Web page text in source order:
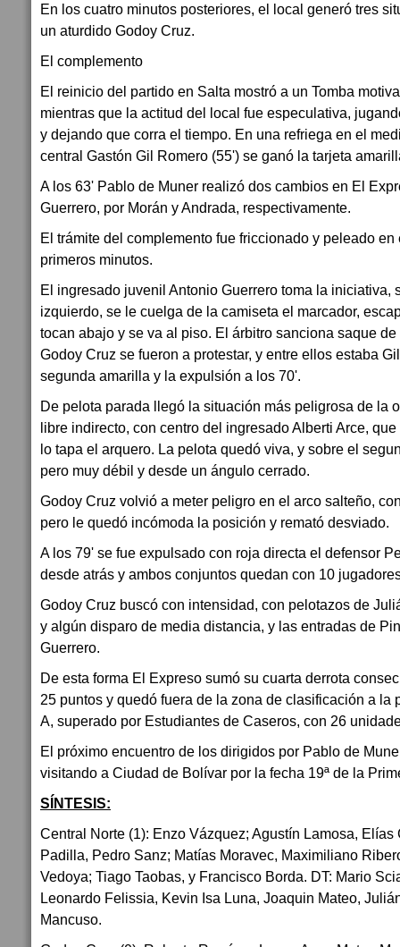
En los cuatro minutos posteriores, el local generó tres
un aturdido Godoy Cruz.
El complemento
El reinicio del partido en Salta mostró a un Tomba
mientras que la actitud del local fue especulativa,
y dejando que corra el tiempo. En una refriega en el
central Gastón Gil Romero (55') se ganó la tarjeta
A los 63' Pablo de Muner realizó dos cambios en El
Guerrero, por Morán y Andrada, respectivamente.
El trámite del complemento fue friccionado y peleado
primeros minutos.
El ingresado juvenil Antonio Guerrero toma la iniciativa,
izquierdo, se le cuelga de la camiseta el marcador,
tocan abajo y se va al piso. El árbitro sanciona saque
Godoy Cruz se fueron a protestar, y entre ellos estaba
segunda amarilla y la expulsión a los 70'.
De pelota parada llegó la situación más peligrosa de la
libre indirecto, con centro del ingresado Alberti Arce,
lo tapa el arquero. La pelota quedó viva, y sobre el
pero muy débil y desde un ángulo cerrado.
Godoy Cruz volvió a meter peligro en el arco salteño,
pero le quedó incómoda la posición y remató desviado.
A los 79' se fue expulsado con roja directa el defensor
desde atrás y ambos conjuntos quedan con 10
Godoy Cruz buscó con intensidad, con pelotazos de
y algún disparo de media distancia, y las entradas de
Guerrero.
De esta forma El Expreso sumó su cuarta derrota
25 puntos y quedó fuera de la zona de clasificación a la
A, superado por Estudiantes de Caseros, con 26
El próximo encuentro de los dirigidos por Pablo de
visitando a Ciudad de Bolívar por la fecha 19ª de la
SÍNTESIS:
Central Norte (1): Enzo Vázquez; Agustín Lamosa,
Padilla, Pedro Sanz; Matías Moravec, Maximiliano
Vedoya; Tiago Taobas, y Francisco Borda. DT: Mario
Leonardo Felissia, Kevin Isa Luna, Joaquin Mateo,
Mancuso.